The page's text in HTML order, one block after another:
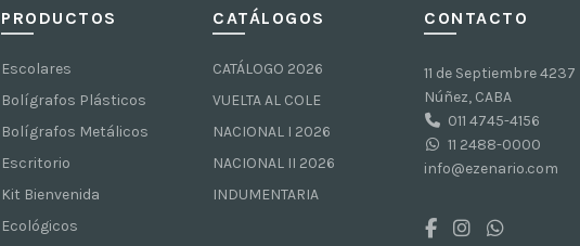
PRODUCTOS
Escolares
Bolígrafos Plásticos
Bolígrafos Metálicos
Escritorio
Kit Bienvenida
Ecológicos
CATÁLOGOS
CATÁLOGO 2026
VUELTA AL COLE
NACIONAL I 2026
NACIONAL II 2026
INDUMENTARIA
CONTACTO
11 de Septiembre 4237
Núñez, CABA
011 4745-4156
11 2488-0000
info@ezenario.com